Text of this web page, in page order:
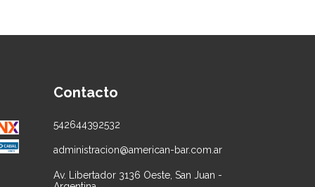
Contacto
542644392532
administracion@american-bar.com.ar
Av. Libertador 3136 Oeste, San Juan -